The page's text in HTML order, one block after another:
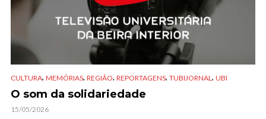
CULTURA, MEMÓRIAS, REGIÃO, REPORTAGENS, TUBIJORNAL , UBI
O som da solidariedade
15/05/2026